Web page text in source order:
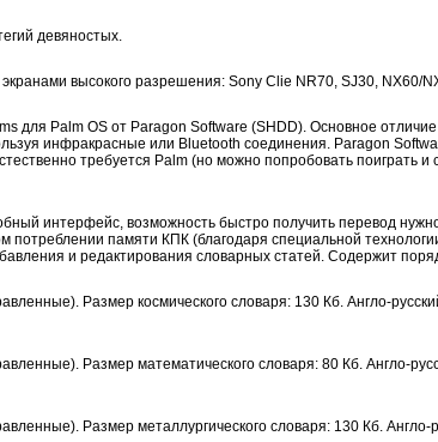
девяностых.
высокого разрешения: Sony Clie NR70, SJ30, NX60/
для Palm OS от Paragon Software (SHDD). Основное
инфракрасные или Bluetooth соединения. Paragon
требуется Palm (но можно попробовать поиграть и
интерфейс, возможность быстро получить перевод
памяти КПК (благодаря специальной
и редактирования словарных статей. Содержит
Размер космического словаря: 130 Кб. Англо-
Размер математического словаря: 80 Кб. Англо-
Размер металлургического словаря: 130 Кб. Англо-